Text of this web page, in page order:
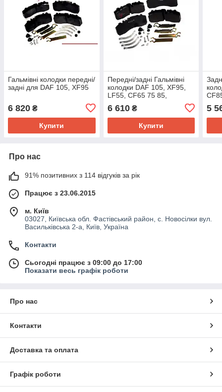
Гальмівні колодки передні/
задні для DAF 105, XF95
6 820 ₴
Купити
Передні/задні Гальмівні
колодки DAF 105, XF95,
LF55, CF65 75 85,
1617343 1797053 Ferodo
29042
6 610₴
Купити
5
Про нас
91% позитивних з 114 відгуків за рік
Працює з 23.06.2015
м. Київ
03027, Київська обл. Фастівський район, с. Новосілки вул.
Васильківська 2-а, Київ, Україна
Контакти
Сьогодні працює з 09:00 до 17:00
Показати весь графік роботи
Про нас
Контакти
Доставка та оплата
Графік роботи